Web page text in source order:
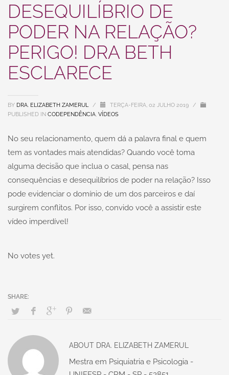
DESEQUILÍBRIO DE
PODER NA RELAÇÃO?
PERIGO! DRA BETH
ESCLARECE
BY DRA. ELIZABETH ZAMERUL / TERÇA-FEIRA, 02 JULHO 2019
/
PUBLISHED IN CODEPENDÊNCIA, VÍDEOS
No seu relacionamento, quem dá a palavra final e quem
tem as vontades mais atendidas? Quando você toma
alguma decisão que inclua o casal, pensa nas
consequências e desequilíbrios de poder na relação? Isso
pode evidenciar o domínio de um dos parceiros e daí
surgirem conflitos. Por isso, convido você a assistir este
vídeo imperdível!
No votes yet.
ABOUT DRA. ELIZABETH ZAMERUL
Mestra em Psiquiatria e Psicologia -